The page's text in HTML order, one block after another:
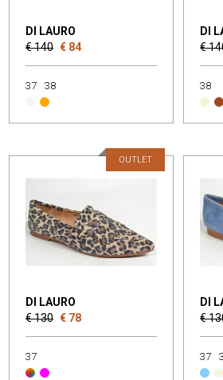
DI LAURO
€ 140 € 84
37 38
DI
€
38
DI LAURO
€ 130 € 78
OUTLET
37
DI
€
37